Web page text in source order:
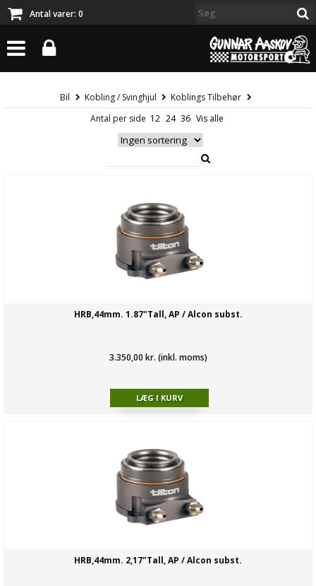
Antal varer: 0
Bil Kobling / Svinghjul
Koblings Tilbehør
Antal per side
HRB,44mm. 1.87"Tall, AP / Alcon subst.
3.350,00 kr. (inkl. moms)
HRB,44mm. 2,17"Tall, AP / Alcon subst.